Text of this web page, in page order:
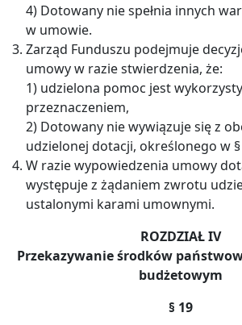
4) Dotowany nie spełnia innych
w umowie.
Zarząd Funduszu podejmuje
umowy w razie stwierdzenia, że:
1) udzielona pomoc jest
przeznaczeniem,
2) Dotowany nie wywiązuje się z
udzielonej dotacji, określonego w
W razie wypowiedzenia umowy
występuje z żądaniem zwrotu
ustalonymi karami umownymi.
ROZDZIAŁ IV
Przekazywanie środków
budżetowym
§ 19